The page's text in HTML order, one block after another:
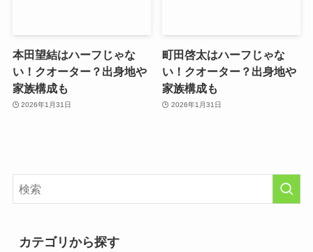
本田望結はハーフじゃな
い！クオーター？出身地や
家族構成も
2026年1月31日
町田啓太はハーフじゃな
い！クオーター？出身地や
家族構成も
2026年1月31日
カテゴリから探す